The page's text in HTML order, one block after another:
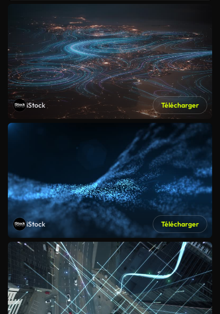
iStock Télécharger
iStock Télécharger